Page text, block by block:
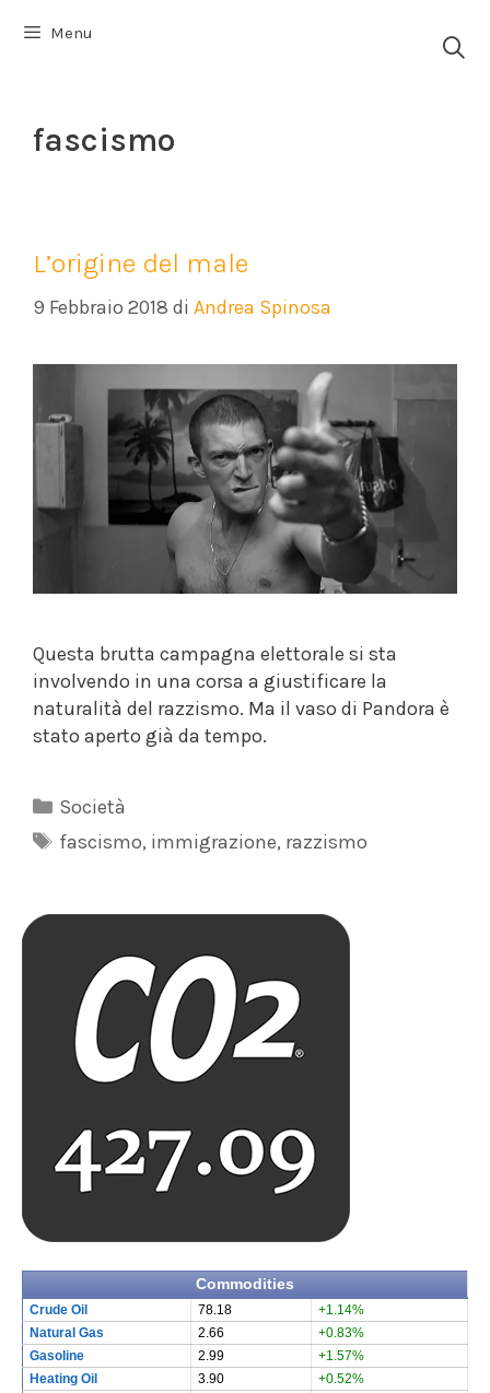
Menu
fascismo
L’origine del male
9 Febbraio 2018 di Andrea Spinosa
Questa brutta campagna elettorale si sta
involvendo in una corsa a giustificare la
naturalità del razzismo. Ma il vaso di Pandora è
stato aperto già da tempo.
Categorie
Società
Tag
fascismo, immigrazione, razzismo
Commodities
Crude Oil 78.18
+1.14%
Natural Gas
2.66
+0.83%
Gasoline
2.99
+1.57%
Heating Oil
3.90
+0.52%